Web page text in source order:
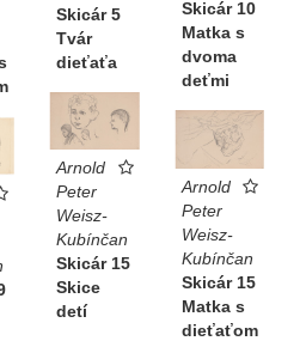
Skicár 5
Tvár
dieťaťa
Skicár 10
Matka s
dvoma
deťmi
Arnold
Peter
Weisz-
Kubínčan
Skicár 15
Skice
detí
Arnold
Peter
Weisz-
Kubínčan
Skicár 15
Matka s
dieťaťom